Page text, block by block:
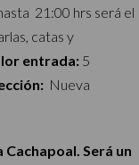
21:00 hrs será el
catas y
entrada: 5
Nueva
Será un